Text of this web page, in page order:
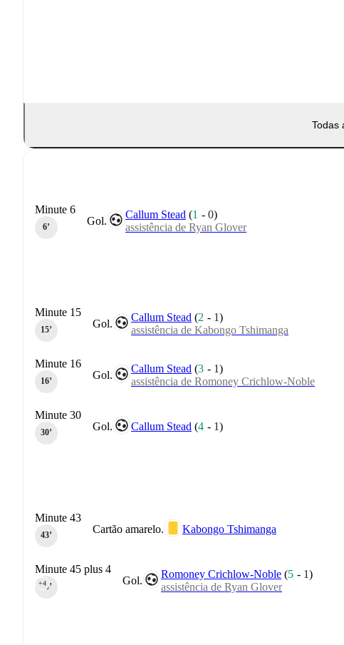
Todas
Gol.
Callum Stead (1 -0)
assistência de Ryan Glover
Minute 6
6‎’‎
Gol.
Callum Stead (2 - 1)
assistência de Kabongo Tshimanga
Minute 15
15‎’‎
Gol.
Callum Stead (3 - 1)
assistência de Romoney Crichlow-Noble
Minute 16
16‎’‎
Gol. Callum Stead (4 - 1)
Minute 30
30‎’‎
Cartão amarelo. Kabongo Tshimanga
Minute 43
43‎’‎
Gol.
Romoney Crichlow-Noble (5 - 1)
assistência de Ryan Glover
Minute 45 plus 4
45‎’‎
+4